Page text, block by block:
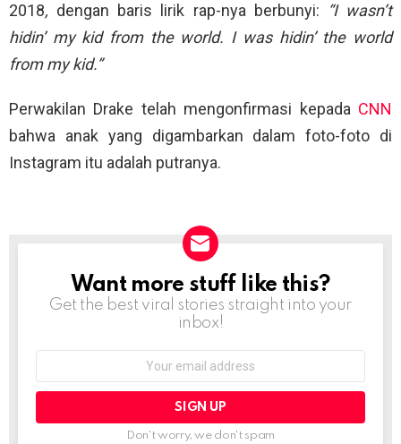
2018, dengan baris lirik rap-nya berbunyi:
“I wasn’t
hidin’ my kid from the world. I was hidin’ the world
from my kid.”
Perwakilan Drake telah mengonfirmasi kepada CNN
bahwa anak yang digambarkan dalam foto-foto di
Instagram itu adalah putranya.
NEWSLETTER
Want more stuff like this?
Get the best viral stories straight into your
inbox!
Don't worry, we don't spam